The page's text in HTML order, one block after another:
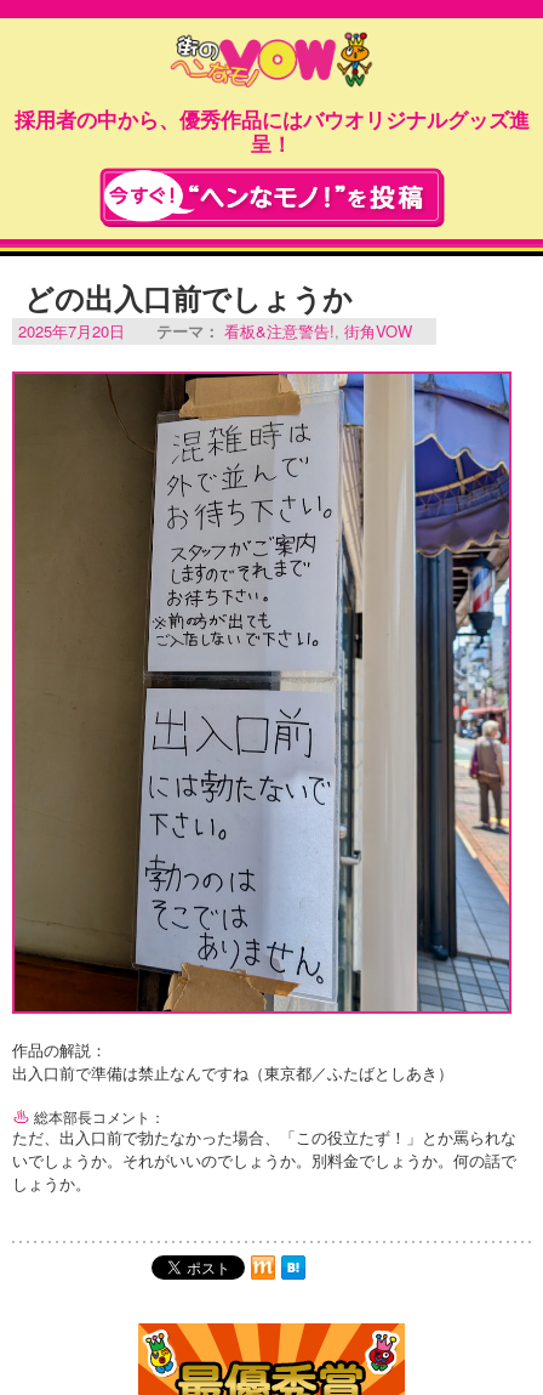
採用者の中から、優秀作品にはバウオリジナルグッズ進
呈！
どの出入口前でしょうか
2025年7月20日 テーマ： 看板&注意警告!, 街角VOW
作品の解説：
出入口前で準備は禁止なんですね（東京都／ふたばとしあき）
総本部長コメント：
ただ、出入口前で勃たなかった場合、「この役立たず！」とか罵られな
いでしょうか。それがいいのでしょうか。別料金でしょうか。何の話で
しょうか。